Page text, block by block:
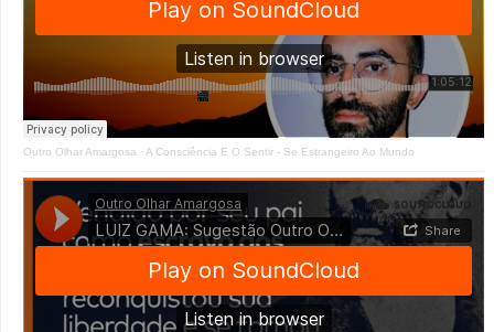
Outro Olhar Amargosa · A Consciência E O Sentir - Se Estrangeiro Ao Mundo